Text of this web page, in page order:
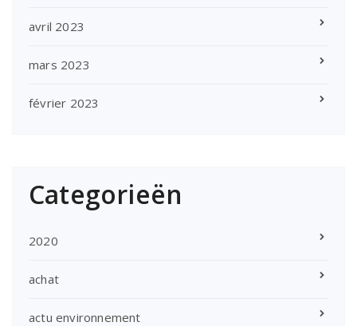
avril 2023
mars 2023
février 2023
Categorieën
2020
achat
actu environnement